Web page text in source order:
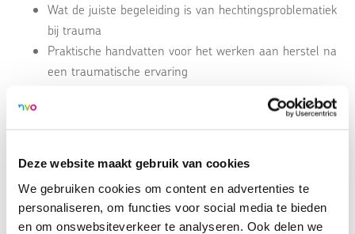
Deze website maakt gebruik van cookies
We gebruiken cookies om content en advertenties te
personaliseren, om functies voor social media te bieden
en om onswebsiteverkeer te analyseren. Ook delen we
Wat de juiste begeleiding is van hechtingsproblematiek
bij trauma
Praktische handvatten voor het werken aan herstel na
een traumatische ervaring
verschillende verdiepingssessies.
Locatie: